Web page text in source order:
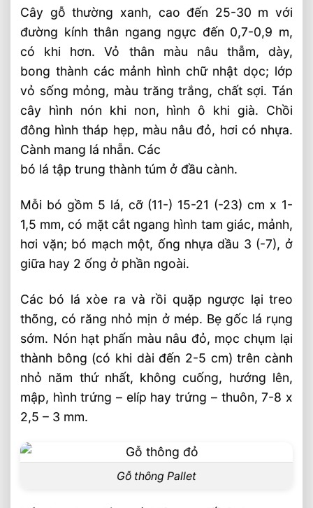
Cây gỗ thường xanh, cao đến 25-30 m với
đường kính thân ngang ngực đến 0,7-0,9 m,
có khi hơn. Vỏ thân màu nâu thẫm, dày,
bong thành các mảnh hình chữ nhật dọc; lớp
vỏ sống mỏng, màu trăng trắng, chất sợi. Tán
cây hình nón khi non, hình ô khi già. Chồi
đông hình tháp hẹp, màu nâu đỏ, hơi có nhựa.
Cành mang lá nhẵn. Các
bó lá tập trung thành túm ở đầu cành.
Mỗi bó gồm 5 lá, cỡ (11-) 15-21 (-23) cm x 1-
1,5 mm, có mặt cắt ngang hình tam giác, mảnh,
hơi vặn; bó mạch một, ống nhựa dầu 3 (-7), ở
giữa hay 2 ống ở phần ngoài.
Các bó lá xòe ra và rồi quặp ngược lại treo
thõng, có răng nhỏ mịn ở mép. Bẹ gốc lá rụng
sớm. Nón hạt phấn màu nâu đỏ, mọc chụm lại
thành bông (có khi dài đến 2-5 cm) trên cành
nhỏ năm thứ nhất, không cuống, hướng lên,
mập, hình trứng – elíp hay trứng – thuôn, 7-8 x
2,5 – 3 mm.
Gỗ thông Pallet